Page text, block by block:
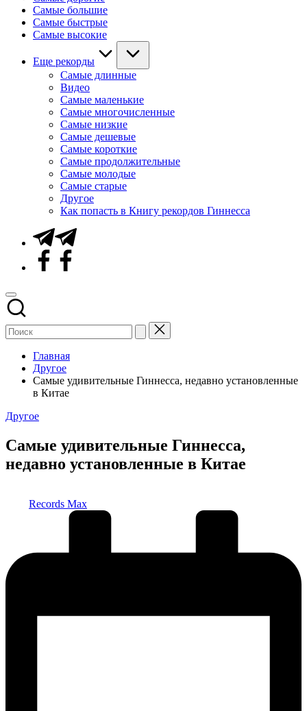
Самые большие
Самые быстрые
Самые высокие
Еще рекорды
Самые длинные
Видео
Самые маленькие
Самые многочисленные
Самые низкие
Самые дешевые
Самые короткие
Самые продолжительные
Самые молодые
Самые старые
Другое
Как попасть в Книгу рекордов Гиннесса
Telegram
Facebook
Главная
Другое
Самые удивительные Гиннесса, недавно установленные
в Китае
Опубликовано
Другое
Самые удивительные Гиннесса,
недавно установленные в Китае
Records Max